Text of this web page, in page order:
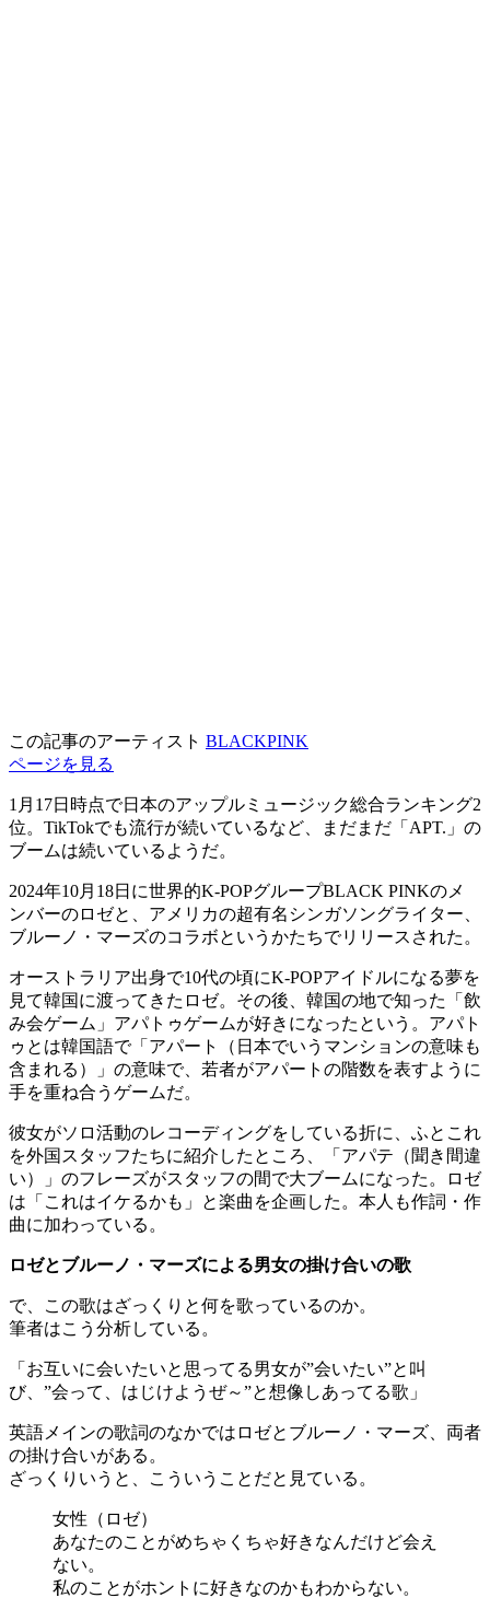
この記事のアーティスト BLACKPINK
ページを見る
1月17日時点で日本のアップルミュージック総合ランキング2
位。TikTokでも流行が続いているなど、まだまだ「APT.」の
ブームは続いているようだ。
2024年10月18日に世界的K-POPグループBLACK PINKのメ
ンバーのロゼと、アメリカの超有名シンガソングライター、
ブルーノ・マーズのコラボというかたちでリリースされた。
オーストラリア出身で10代の頃にK-POPアイドルになる夢を
見て韓国に渡ってきたロゼ。その後、韓国の地で知った「飲
み会ゲーム」アパトゥゲームが好きになったという。アパト
ゥとは韓国語で「アパート（日本でいうマンションの意味も
含まれる）」の意味で、若者がアパートの階数を表すように
手を重ね合うゲームだ。
彼女がソロ活動のレコーディングをしている折に、ふとこれ
を外国スタッフたちに紹介したところ、「アパテ（聞き間違
い）」のフレーズがスタッフの間で大ブームになった。ロゼ
は「これはイケるかも」と楽曲を企画した。本人も作詞・作
曲に加わっている。
ロゼとブルーノ・マーズによる男女の掛け合いの歌
で、この歌はざっくりと何を歌っているのか。
筆者はこう分析している。
「お互いに会いたいと思ってる男女が”会いたい”と叫
び、”会って、はじけようぜ～”と想像しあってる歌」
英語メインの歌詞のなかではロゼとブルーノ・マーズ、両者
の掛け合いがある。
ざっくりいうと、こういうことだと見ている。
女性（ロゼ）
あなたのことがめちゃくちゃ好きなんだけど会え
ない。
私のことがホントに好きなのかもわからない。